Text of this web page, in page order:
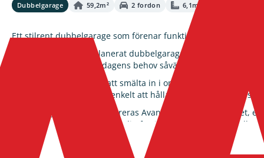
Dubbelgarage 59,2m² 2 fordon 6,1m × 9,7m × 3,6m
Ett stilrent dubbelgarage som förenar funktion, estetik och
Avan 60 m² är ett välplanerat dubbelgarage som passar dig
hobby – perfekt för vardagens behov såväl som framtida
Garaget är utformat för att smälta in i omgivningen och
rörelsefrihet och gör det enkelt att hålla ordning, samtidigt
Som garage i byggsats levereras Avan med fokus på
till ett höjt helhetsintryck av din fastighet – både funktionellt